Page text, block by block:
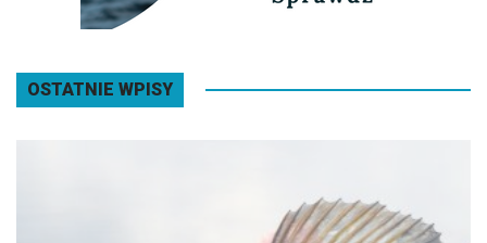
OSTATNIE WPISY